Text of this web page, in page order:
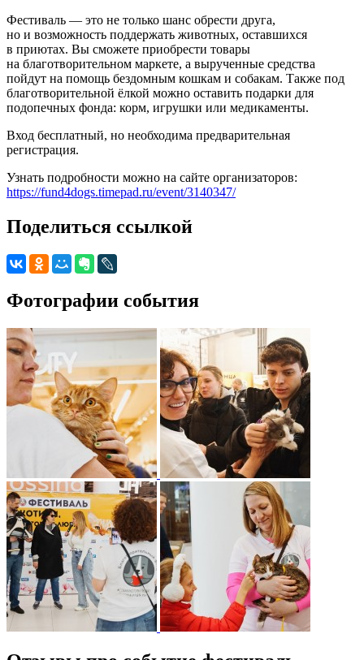
Фестиваль — это не только шанс обрести друга,
но и возможность поддержать животных, оставшихся
в приютах. Вы сможете приобрести товары
на благотворительном маркете, а вырученные средства
пойдут на помощь бездомным кошкам и собакам. Также под
благотворительной ёлкой можно оставить подарки для
подопечных фонда: корм, игрушки или медикаменты.
Вход бесплатный, но необходима предварительная
регистрация.
Узнать подробности можно на сайте организаторов:
https://fund4dogs.timepad.ru/event/3140347/
Поделиться ссылкой
Фотографии события